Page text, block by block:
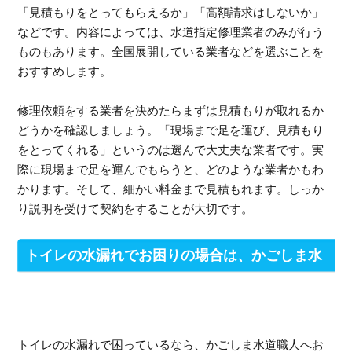
「見積もりをとってもらえるか」「高額請求はしないか」
などです。内容によっては、水道指定修理業者のみが行う
ものもあります。全国展開している業者などを選ぶことを
おすすめします。
修理依頼をする業者を決めたらまずは見積もりが取れるか
どうかを確認しましょう。「現場まで足を運び、見積もり
をとってくれる」というのは選んで大丈夫な業者です。実
際に現場まで足を運んでもらうと、どのような業者かもわ
かります。そして、細かい料金まで見積もれます。しっか
り説明を受けて契約をすることが大切です。
トイレの水漏れでお困りの場合は、かごしま水
トイレの水漏れで困っているなら、かごしま水道職人へお